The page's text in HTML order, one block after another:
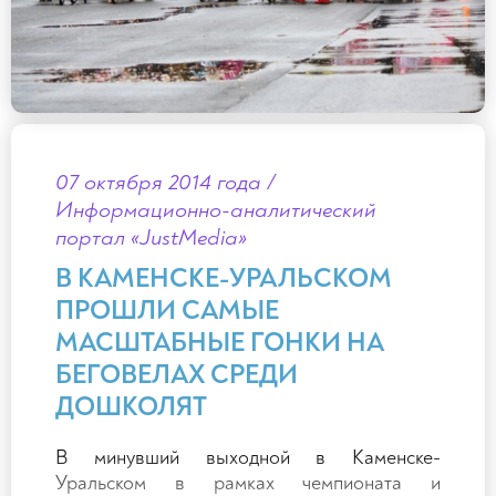
07 октября 2014 года /
Информационно-аналитический
портал «JustMedia»
В КАМЕНСКЕ-УРАЛЬСКОМ
ПРОШЛИ САМЫЕ
МАСШТАБНЫЕ ГОНКИ НА
БЕГОВЕЛАХ СРЕДИ
ДОШКОЛЯТ
В минувший выходной в Каменске-
Уральском в рамках чемпионата и